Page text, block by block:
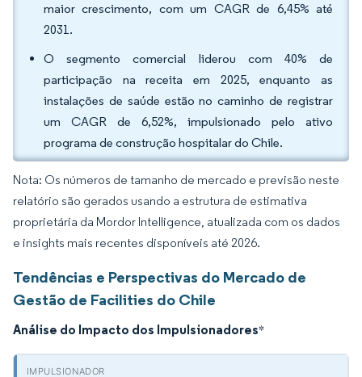
maior crescimento, com um CAGR de 6,45% até
2031.
O segmento comercial liderou com 40% de
participação na receita em 2025, enquanto as
instalações de saúde estão no caminho de registrar
um CAGR de 6,52%, impulsionado pelo ativo
programa de construção hospitalar do Chile.
Nota: Os números de tamanho de mercado e previsão neste
relatório são gerados usando a estrutura de estimativa
proprietária da Mordor Intelligence, atualizada com os dados
e insights mais recentes disponíveis até 2026.
Tendências e Perspectivas do Mercado de
Gestão de Facilities do Chile
Análise do Impacto dos Impulsionadores*